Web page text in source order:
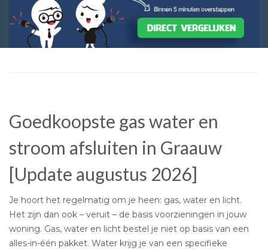
Goedkoopste gas water en
stroom afsluiten in Graauw
[Update augustus 2026]
Je hoort het regelmatig om je heen: gas, water en licht.
Het zijn dan ook – veruit – de basis voorzieningen in jouw
woning. Gas, water en licht bestel je niet op basis van een
alles-in-één pakket. Water krijg je van een specifieke